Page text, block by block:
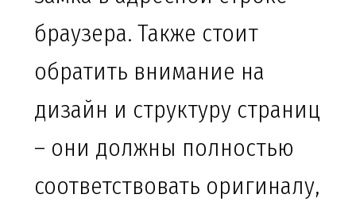
браузера. Также стоит
обратить внимание на
дизайн и структуру страниц
– они должны полностью
соответствовать оригиналу,